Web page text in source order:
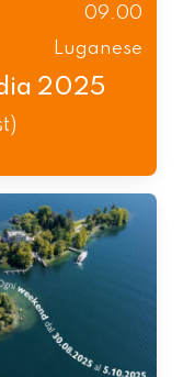
09.00
Luganese
2025